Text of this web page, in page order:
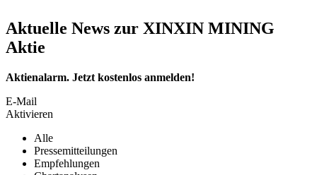
Aktuelle News zur XINXIN MINING
Aktie
Aktienalarm. Jetzt kostenlos anmelden!
E-Mail
Aktivieren
Alle
Pressemitteilungen
Empfehlungen